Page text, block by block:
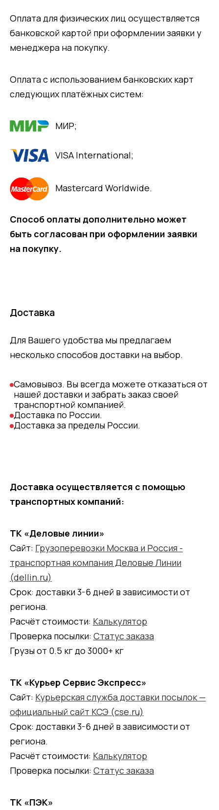
Оплата для физических лиц осуществляется
банковской картой при оформлении заявки у
менеджера на покупку.
Оплата с использованием банковских карт
следующих платёжных систем:
МИР;
VISA International;
Mastercard Worldwide.
Способ оплаты дополнительно может
быть согласован при оформлении заявки
на покупку.
Доставка
Для Вашего удобства мы предлагаем
несколько способов доставки на выбор.
Самовывоз. Вы всегда можете отказаться от
нашей доставки и забрать заказ своей
транспортной компанией.
Доставка по России.
Доставка за пределы России.
Доставка осуществляется с помощью
транспортных компаний:
ТК «Деловые линии»
Сайт: Грузоперевозки Москва и Россия -
транспортная компания Деловые Линии
(dellin.ru)
Срок: доставки 3-6 дней в зависимости от
региона.
Расчёт стоимости: Калькулятор
Проверка посылки: Статус заказа
Грузы от 0.5 кг до 3000+ кг
ТК «Курьер Сервис Экспресс»
Сайт: Курьерская служба доставки посылок —
официальный сайт КСЭ (cse.ru)
Срок: доставки 3-6 дней в зависимости от
региона.
Расчёт стоимости: Калькулятор
Проверка посылки: Статус заказа
ТК «ПЭК»